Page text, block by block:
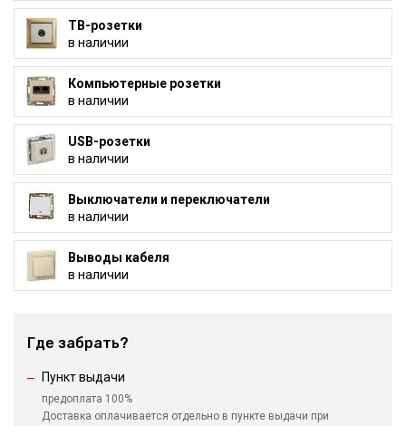
ТВ-розетки
в наличии
Компьютерные розетки
в наличии
USB-розетки
в наличии
Выключатели и переключатели
в наличии
Выводы кабеля
в наличии
Где забрать?
Пункт выдачи
предоплата 100%
Доставка оплачивается отдельно в пункте выдачи при